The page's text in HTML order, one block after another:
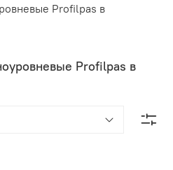
Profilpas в
Profilpas в